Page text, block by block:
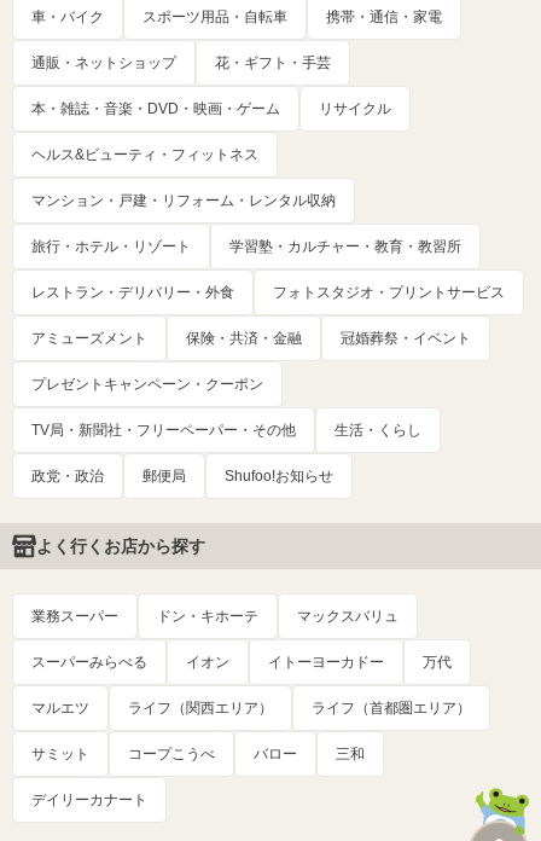
車・バイク スポーツ用品・自転車 携帯・通信・家電
通販・ネットショップ 花・ギフト・手芸
本・雑誌・音楽・DVD・映画・ゲーム リサイクル
ヘルス&ビューティ・フィットネス
マンション・戸建・リフォーム・レンタル収納
旅行・ホテル・リゾート 学習塾・カルチャー・教育・教習所
レストラン・デリバリー・外食 フォトスタジオ・プリントサービス
アミューズメント 保険・共済・金融 冠婚葬祭・イベント
プレゼントキャンペーン・クーポン
TV局・新聞社・フリーペーパー・その他 生活・くらし
政党・政治 郵便局 Shufoo!お知らせ
よく行くお店から探す
業務スーパー ドン・キホーテ マックスバリュ
スーパーみらべる イオン イトーヨーカドー 万代
マルエツ ライフ（関西エリア） ライフ（首都圏エリア）
サミット コープこうべ バロー 三和
デイリーカナート